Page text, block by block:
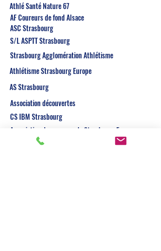
Athlé Santé Nature 67
AF Coureurs de fond Alsace
ASC Strasbourg
S/L ASPTT Strasbourg
Strasbourg Agglomération Athlétisme
Athlétisme Strasbourg Europe
AS Strasbourg
Association découvertes
CS IBM Strasbourg
Association des courses de Strasbourg Europe
S/L RC Strasbourg